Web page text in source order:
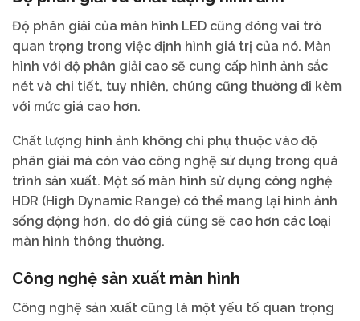
Độ phân giải của màn hình LED cũng đóng vai trò
quan trọng trong việc định hình giá trị của nó. Màn
hình với độ phân giải cao sẽ cung cấp hình ảnh sắc
nét và chi tiết, tuy nhiên, chúng cũng thường đi kèm
với mức giá cao hơn.
Chất lượng hình ảnh không chỉ phụ thuộc vào độ
phân giải mà còn vào công nghệ sử dụng trong quá
trình sản xuất. Một số màn hình sử dụng công nghệ
HDR (High Dynamic Range) có thể mang lại hình ảnh
sống động hơn, do đó giá cũng sẽ cao hơn các loại
màn hình thông thường.
Công nghệ sản xuất màn hình
Công nghệ sản xuất cũng là một yếu tố quan trọng